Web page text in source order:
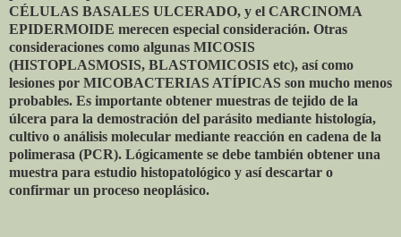
CÉLULAS BASALES ULCERADO, y el CARCINOMA
EPIDERMOIDE merecen especial consideración. Otras
consideraciones como algunas MICOSIS
(HISTOPLASMOSIS, BLASTOMICOSIS etc), así como
lesiones por MICOBACTERIAS ATÍPICAS son mucho menos
probables. Es importante obtener muestras de tejido de la
úlcera para la demostración del parásito mediante histología,
cultivo o análisis molecular mediante reacción en cadena de la
polimerasa (PCR). Lógicamente se debe también obtener una
muestra para estudio histopatológico y así descartar o
confirmar un proceso neoplásico.